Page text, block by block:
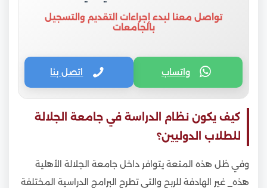
تواصل معنا لبدء إجراءات التقديم والتسجيل
بالجامعات
واتساب اتصل بنا
كيف يكون نظام الدراسة في جامعة الجلالة
للطلاب الدوليين؟
وفي ظل هذه المتعة يتوافر داخل جامعة الجلالة الأهلية
هذه_ غير الهادفة للربح والتي تطرح البرامج الدراسية المختلفة